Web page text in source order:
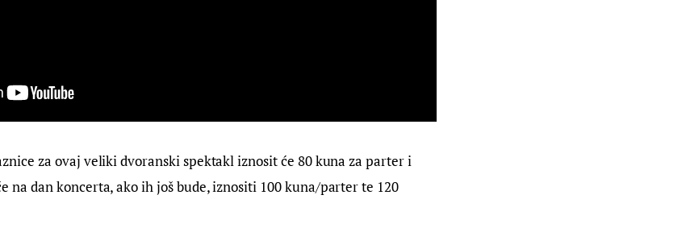
za ovaj veliki dvoranski spektakl iznosit će 80 kuna za parter i
na dan koncerta, ako ih još bude, iznositi 100 kuna/parter te 120